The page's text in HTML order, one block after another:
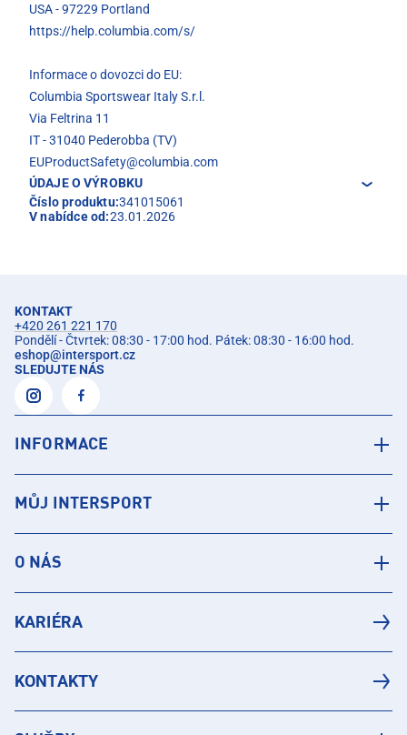
USA - 97229 Portland
https://help.columbia.com/s/
Informace o dovozci do EU:
Columbia Sportswear Italy S.r.l.
Via Feltrina 11
IT - 31040 Pederobba (TV)
EUProductSafety@columbia.com
ÚDAJE O VÝROBKU
Číslo produktu:341015061
V nabídce od:23.01.2026
KONTAKT
+420 261 221 170
Pondělí - Čtvrtek: 08:30 - 17:00 hod. Pátek: 08:30 - 16:00 hod.
eshop@intersport.cz
SLEDUJTE NÁS
INFORMACE
MŮJ INTERSPORT
O NÁS
KARIÉRA
KONTAKTY